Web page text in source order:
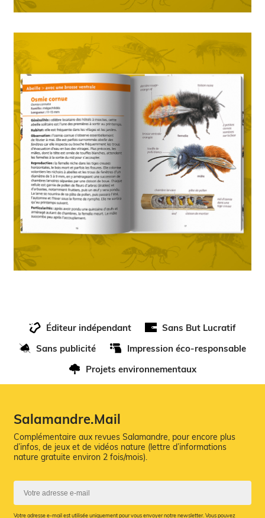
Éditeur indépendant
Sans But Lucratif
Sans publicité
Impression éco-responsable
Projets environnementaux
Salamandre.Mail
Complémentaire aux revues Salamandre, pour encore plus
d’infos, de jeux et de vidéos nature (lettre d’informations
nature gratuite environ 2 fois/mois).
Votre adresse e-mail est utilisée uniquement pour vous envoyer notre newsletter. Vous pouvez